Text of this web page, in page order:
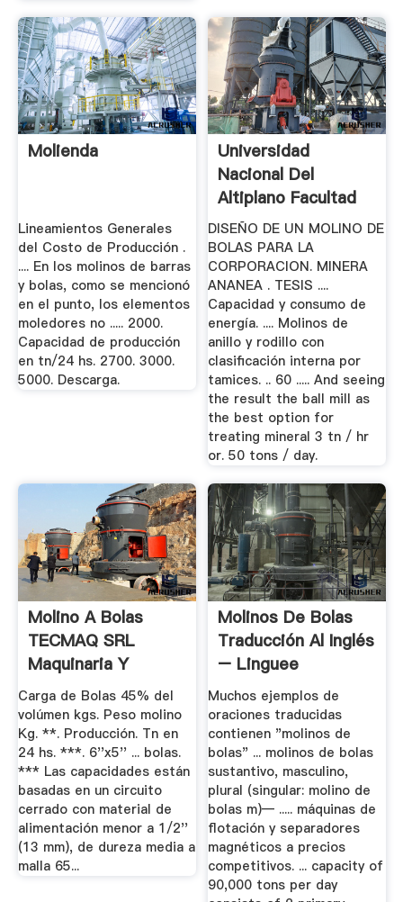
Molienda
Lineamientos Generales
del Costo de Producción .
.... En los molinos de barras
y bolas, como se mencionó
en el punto, los elementos
moledores no ..... 2000.
Capacidad de producción
en tn/24 hs. 2700. 3000.
5000. Descarga.
Universidad
Nacional Del
Altiplano Facultad
De Ingeniería.
DISEÑO DE UN MOLINO DE
BOLAS PARA LA
CORPORACION. MINERA
ANANEA . TESIS ....
Capacidad y consumo de
energía. .... Molinos de
anillo y rodillo con
clasificación interna por
tamices. .. 60 ..... And seeing
the result the ball mill as
the best option for
treating mineral 3 tn / hr
or. 50 tons / day.
Molino A Bolas
TECMAQ SRL
Maquinaria Y
Equipos.
Carga de Bolas 45% del
volúmen kgs. Peso molino
Kg. **. Producción. Tn en
24 hs. ***. 6''x5'' ... bolas.
*** Las capacidades están
basadas en un circuito
cerrado con material de
alimentación menor a 1/2''
(13 mm), de dureza media a
malla 65...
Molinos De Bolas
Traducción Al Inglés
– Linguee
Muchos ejemplos de
oraciones traducidas
contienen "molinos de
bolas" ... molinos de bolas
sustantivo, masculino,
plural (singular: molino de
bolas m)— ..... máquinas de
flotación y separadores
magnéticos a precios
competitivos. ... capacity of
90,000 tons per day